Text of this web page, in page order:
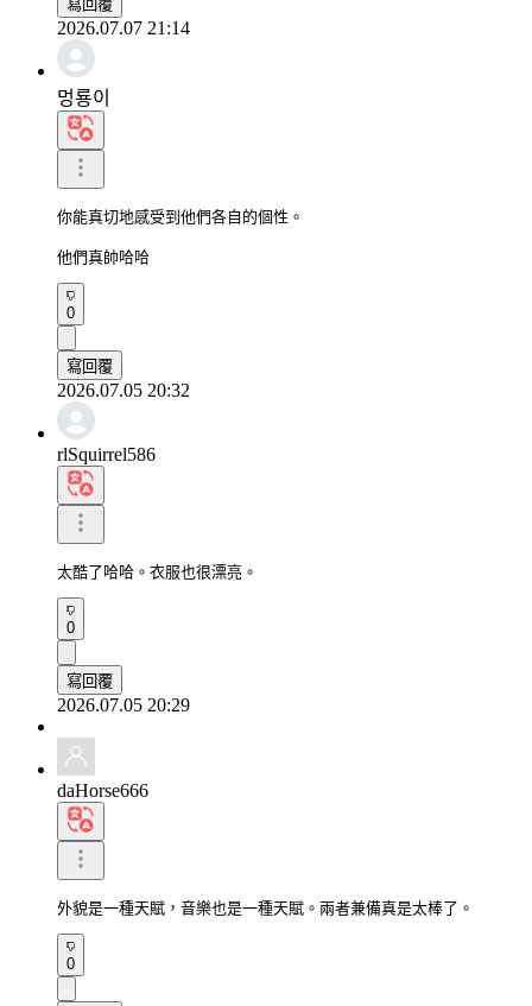
寫回覆
2026.07.07 21:14
멍룡이
你能真切地感受到他們各自的個性。
他們真帥哈哈
0
寫回覆
2026.07.05 20:32
rlSquirrel586
太酷了哈哈。衣服也很漂亮。
0
寫回覆
2026.07.05 20:29
daHorse666
外貌是一種天賦，音樂也是一種天賦。兩者兼備真是太棒了。
0